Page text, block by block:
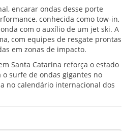
encarar ondas desse porte
conhecida como tow-in,
com o auxílio de um jet ski. A
com equipes de resgate prontas
em zonas de impacto.
Santa Catarina reforça o estado
surfe de ondas gigantes no
no calendário internacional dos